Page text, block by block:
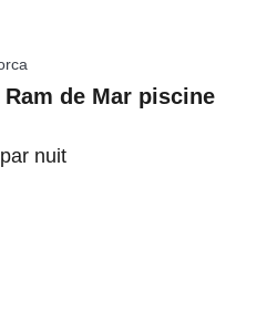
de Mar piscine
par nuit